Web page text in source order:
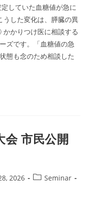
していた血糖値が急に
うした変化は、膵臓の異
かりつけ医に相談する
ズです。「血糖値の急
態も念のため相談した
会 市民公開
2026
PostSeminar